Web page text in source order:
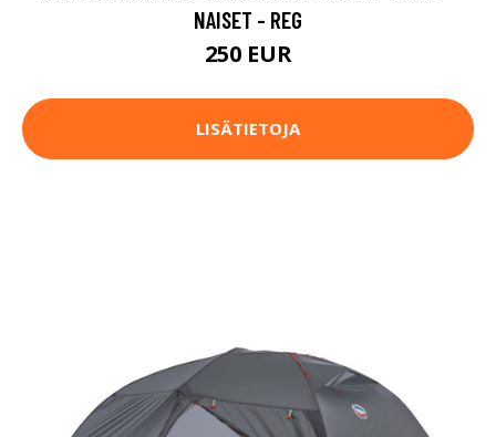
NAISET - REG
250 EUR
LISÄTIETOJA